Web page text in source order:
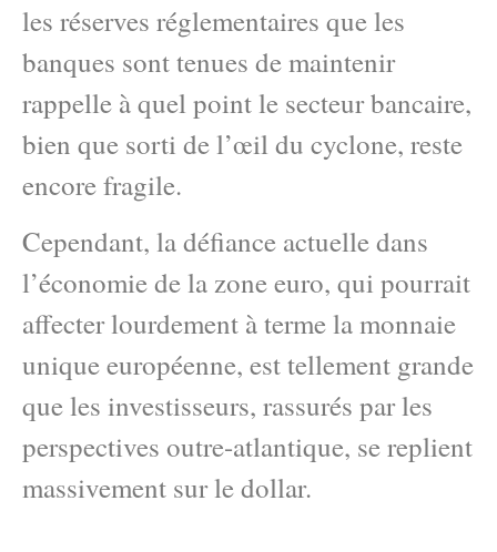
les réserves réglementaires que les
banques sont tenues de maintenir
rappelle à quel point le secteur bancaire,
bien que sorti de l’œil du cyclone, reste
encore fragile.
Cependant, la défiance actuelle dans
l’économie de la zone euro, qui pourrait
affecter lourdement à terme la monnaie
unique européenne, est tellement grande
que les investisseurs, rassurés par les
perspectives outre-atlantique, se replient
massivement sur le dollar.